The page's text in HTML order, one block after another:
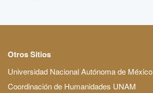
Otros Sitios
Universidad Nacional Autónoma de México
Coordinación de Humanidades UNAM